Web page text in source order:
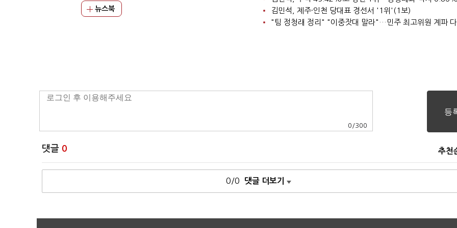
뉴스북
김민석, 제주·인천 당대표 경선서 '1위'(1보)
"팀 정청래 정리" "이중잣대 말라"…민주 최고위원 계파
0 /300
댓글 0 추천
0/0 댓글 더보기